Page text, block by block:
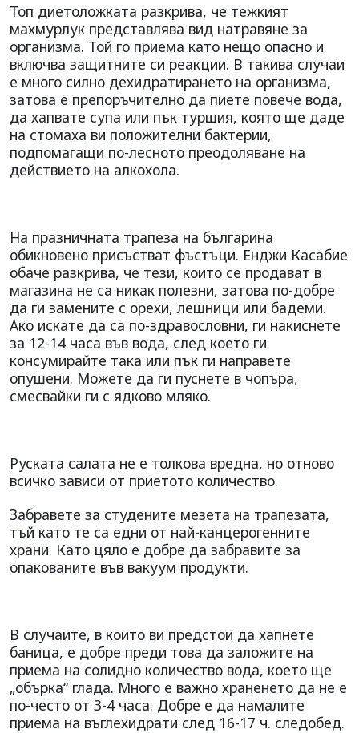
Топ диетоложката разкрива, че тежкият
махмурлук представлява вид натравяне за
организма. Той го приема като нещо опасно и
включва защитните си реакции. В такива случаи
е много силно дехидратирането на организма,
затова е препоръчително да пиете повече вода,
да хапвате супа или пък туршия, която ще даде
на стомаха ви положителни бактерии,
подпомагащи по-лесното преодоляване на
действието на алкохола.
На празничната трапеза на българина
обикновено присъстват фъстъци. Енджи Касабие
обаче разкрива, че тези, които се продават в
магазина не са никак полезни, затова по-добре
да ги замените с орехи, лешници или бадеми.
Ако искате да са по-здравословни, ги накиснете
за 12-14 часа във вода, след което ги
консумирайте така или пък ги направете
опушени. Можете да ги пуснете в чопъра,
смесвайки ги с ядково мляко.
Руската салата не е толкова вредна, но отново
всичко зависи от приетото количество.
Забравете за студените мезета на трапезата,
тъй като те са едни от най-канцерогенните
храни. Като цяло е добре да забравите за
опакованите във вакуум продукти.
В случаите, в които ви предстои да хапнете
баница, е добре преди това да заложите на
приема на солидно количество вода, което ще
„обърка“ глада. Много е важно храненето да не е
по-често от 3-4 часа. Добре е да намалите
приема на въглехидрати след 16-17 ч. следобед.